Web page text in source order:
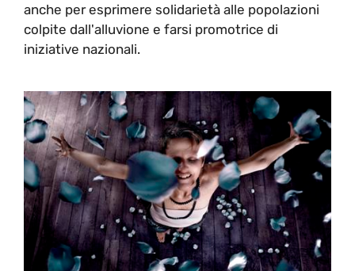
anche per esprimere solidarietà alle popolazioni
colpite dall'alluvione e farsi promotrice di
iniziative nazionali.